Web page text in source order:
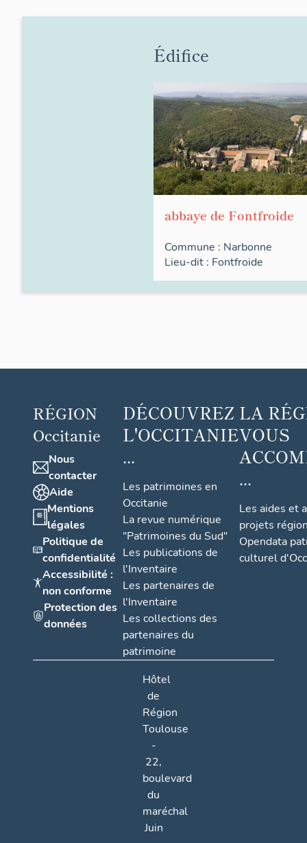
Édifice
abbaye de Fontfroide
Commune : Narbonne
Lieu-dit : Fontfroide
RÉGION
Occitanie
Nous
contacter
Aide
Mentions
légales
Politique de
confidentialité
Accessibilité :
non conforme
Protection des
données
DÉCOUVREZ
L'OCCITANIE
...
Les patrimoines en
Occitanie
La revue numérique
"Patrimoines du Sud"
Les publications de
l'Inventaire
Les partenaires de
l'Inventaire
Les collections des
partenaires du
patrimoine
LA
VOUS
...
Les aides et
projets
Opendata
culturel
Hôtel
de
Région
Toulouse
-
22,
boulevard
du
maréchal
Juin